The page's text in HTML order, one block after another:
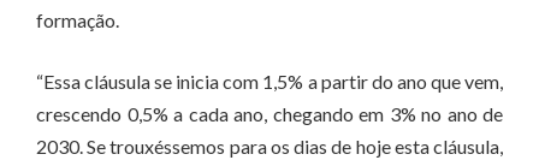
formação.
“Essa cláusula se inicia com 1,5% a partir do ano que vem,
crescendo 0,5% a cada ano, chegando em 3% no ano de
2030. Se trouxéssemos para os dias de hoje esta cláusula,